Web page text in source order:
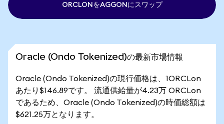
ORCLONをAGGONにスワップ
Oracle (Ondo Tokenized)の最新市場情報
Oracle (Ondo Tokenized)の現行価格は、1ORCLon
あたり$146.89です。 流通供給量が4.23万 ORCLon
であるため、Oracle (Ondo Tokenized)の時価総額は
$621.25万となります。